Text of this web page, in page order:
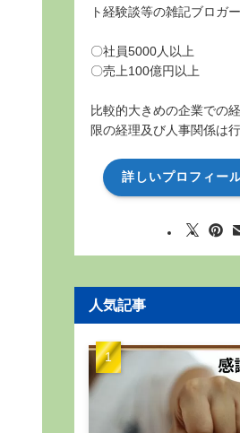
ト経験談等の雑記ブロガー
〇社員5000人以上
〇売上100億円以上
比較的大きめの企業での
限の経理及び人事関係は
詳しいプロフィー
人気記事